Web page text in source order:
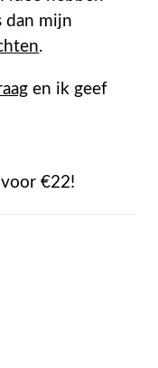
dan mijn
.
en ik geef
voor €22!